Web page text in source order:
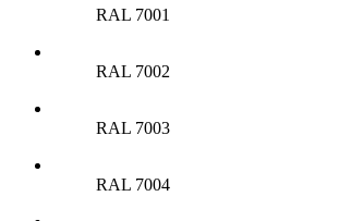
RAL 7001
RAL 7002
RAL 7003
RAL 7004